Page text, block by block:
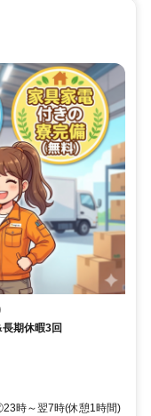
期休暇3回
時～翌7時(休憩1時間)